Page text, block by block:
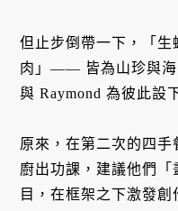
但止步倒帶一下，「生
肉」—— 皆為山珍與
與 Raymond 為彼此設
原來，在第二次的四
廚出功課，建議他們
目，在框架之下激發